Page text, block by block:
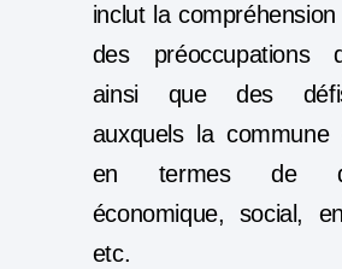
inclut la
des préoccupations
ainsi que des
auxquels la commune
en termes de
économique, social,
etc.